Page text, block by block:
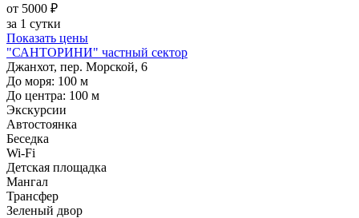
от 5000 ₽
за 1 сутки
Показать цены
"САНТОРИНИ" частный сектор
Джанхот, пер. Морской, 6
До моря: 100 м
До центра: 100 м
Экскурсии
Автостоянка
Беседка
Wi-Fi
Детская площадка
Мангал
Трансфер
Зеленый двор